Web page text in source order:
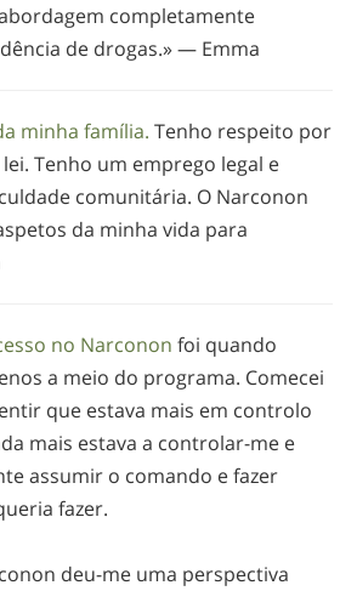
completamente
de drogas.» — Emma
minha família. Tenho respeito por
Tenho um emprego legal e
comunitária. O Narconon
da minha vida para
no Narconon foi quando
a meio do programa. Comecei
que estava mais em controlo
mais estava a controlar-me e
assumir o comando e fazer
fazer.
deu-me uma perspectiva